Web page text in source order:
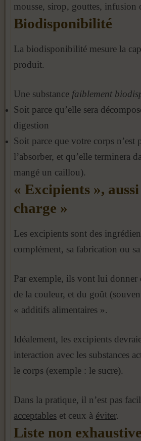
mousse, sirop, gouttes, infusion
Biodisponibilité
La biodisponibilité mesure la
produit.
Une substance faiblement
Soit parce qu’elle sera
digestion
Soit parce que votre corps
l’absorber, et qu’elle terminera
mangé un caillou).
« Excipients »,
charge »
Les excipients sont des
complément, sa fabrication ou sa
Par exemple, ils vont lui
de la couleur, et du goût
« additifs alimentaires ».
Idéalement, les excipients
interaction avec les substances
le corps (exemple : le sucre).
Dans la pratique, il n’est pas
acceptables et ceux à éviter.
Liste non